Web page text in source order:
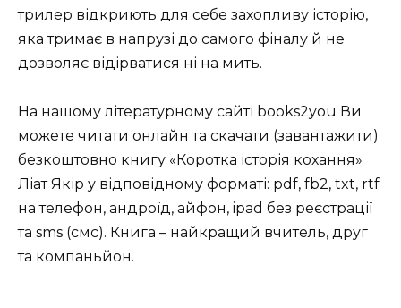
трилер відкриють для себе захопливу історію,
яка тримає в напрузі до самого фіналу й не
дозволяє відірватися ні на мить.
На нашому літературному сайті books2you Ви
можете читати онлайн та скачати (завантажити)
безкоштовно книгу «Коротка історія кохання»
Ліат Якір у відповідному форматі: pdf, fb2, txt, rtf
на телефон, андроїд, айфон, ipad без реєстрації
та sms (смс). Книга – найкращий вчитель, друг
та компаньйон.